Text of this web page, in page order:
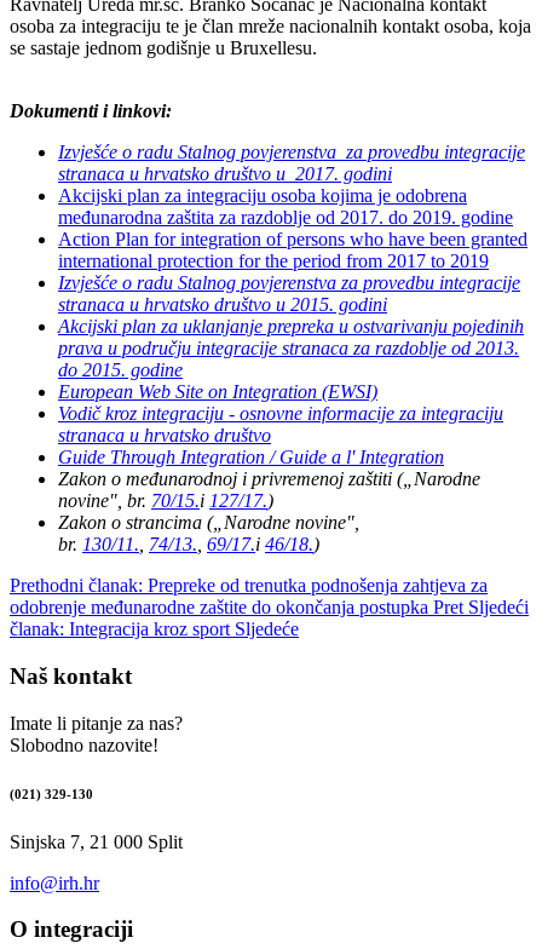
Ravnatelj Ureda mr.sc. Branko Sočanac je Nacionalna kontakt
osoba za integraciju te je član mreže nacionalnih kontakt osoba, koja
se sastaje jednom godišnje u Bruxellesu.
Dokumenti i linkovi:
Izvješće o radu Stalnog povjerenstva_za provedbu integracije
stranaca u hrvatsko društvo u_2017. godini
Akcijski plan za integraciju osoba kojima je odobrena
međunarodna zaštita za razdoblje od 2017. do 2019. godine
Action Plan for integration of persons who have been granted
international protection for the period from 2017 to 2019
Izvješće o radu Stalnog povjerenstva za provedbu integracije
stranaca u hrvatsko društvo u 2015. godini
Akcijski plan za uklanjanje prepreka u ostvarivanju pojedinih
prava u području integracije stranaca za razdoblje od 2013.
do 2015. godine
European Web Site on Integration (EWSI)
Vodič kroz integraciju - osnovne informacije za integraciju
stranaca u hrvatsko društvo
Guide Through Integration / Guide a l' Integration
Zakon o međunarodnoj i privremenoj zaštiti („Narodne
novine", br. 70/15.i 127/17.)
Zakon o strancima („Narodne novine",
br. 130/11. 74/13. 69/17.i 46/18.)
Prethodni članak: Prepreke od trenutka podnošenja zahtjeva za
odobrenje međunarodne zaštite do okončanja postupka Pret Sljedeći
članak: Integracija kroz sport Sljedeće
Naš kontakt
Imate li pitanje za nas?
Slobodno nazovite!
(021) 329-130
Sinjska 7, 21 000 Split
info@irh.hr
O integraciji